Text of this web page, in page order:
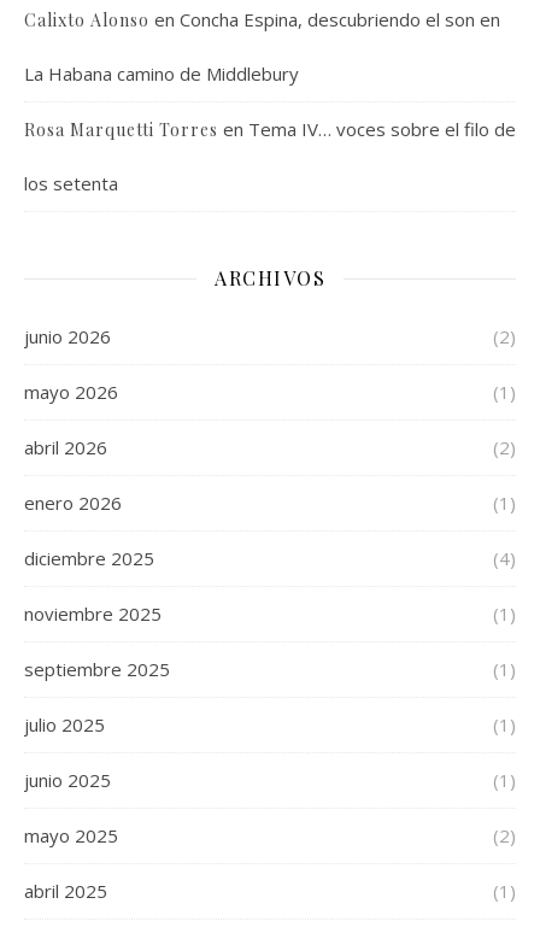
Calixto Alonso en Concha Espina, descubriendo el son en
La Habana camino de Middlebury
Rosa Marquetti Torres en Tema IV… voces sobre el filo de
los setenta
ARCHIVOS
junio 2026 (2)
mayo 2026 (1)
abril 2026 (2)
enero 2026 (1)
diciembre 2025 (4)
noviembre 2025 (1)
septiembre 2025 (1)
julio 2025 (1)
junio 2025 (1)
mayo 2025 (2)
abril 2025 (1)